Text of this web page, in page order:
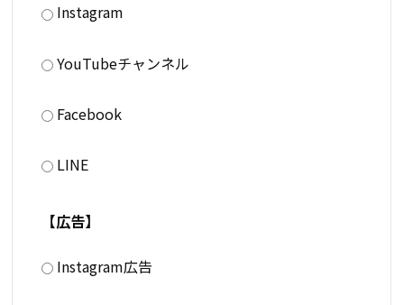
Instagram
YouTubeチャンネル
Facebook
LINE
【広告】
Instagram広告